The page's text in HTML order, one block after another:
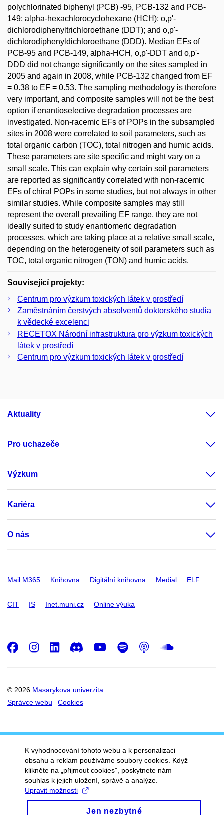
polychlorinated biphenyl (PCB) -95, PCB-132 and PCB-
149; alpha-hexachlorocyclohexane (HCH); o,p'-
dichlorodiphenyltrichloroethane (DDT); and o,p'-
dichlorodiphenyldichloroethane (DDD). Median EFs of
PCB-95 and PCB-149, alpha-HCH, o,p'-DDT and o,p'-
DDD did not change significantly on the sites sampled in
2005 and again in 2008, while PCB-132 changed from EF
= 0.38 to EF = 0.53. The sampling methodology is therefore
very important, and composite samples will not be the best
option if enantioselective degradation processes are
investigated. Non-racemic EFs of POPs in the subsampled
sites in 2008 were correlated to soil parameters, such as
total organic carbon (TOC), total nitrogen and humic acids.
These parameters are site specific and might vary on a
small scale. This can explain why certain soil parameters
are reported as significantly correlated with non-racemic
EFs of chiral POPs in some studies, but not always in other
similar studies. While composite samples may still
represent the overall prevailing EF range, they are not
ideally suited to study enantiomeric degradation
processes, which are taking place at a relative small scale,
depending on the heterogeneity of soil parameters such as
TOC, total organic nitrogen (TON) and humic acids.
Související projekty:
Centrum pro výzkum toxických látek v prostředí
Zaměstnáním čerstvých absolventů doktorského studia
k vědecké excelenci
RECETOX Národní infrastruktura pro výzkum toxických
látek v prostředí
Centrum pro výzkum toxických látek v prostředí
Aktuality
Pro uchazeče
Výzkum
Kariéra
O nás
Mail M365 Knihovna Digitální knihovna Medial ELF
CIT IS Inet.muni.cz Online výuka
© 2026 Masarykova univerzita
Správce webu
Cookies
Facebook
Instagram
LinkedIn
DiscordYoutube
Spotify
Podcast
K vyhodnocování tohoto webu a k personalizaci
obsahu a reklam používáme soubory cookies. Když
klikněte na „přijmout cookies", poskytnete nám
souhlas k jejich uložení, správě a analýze.
Upravit možnosti
Jen nezbytné